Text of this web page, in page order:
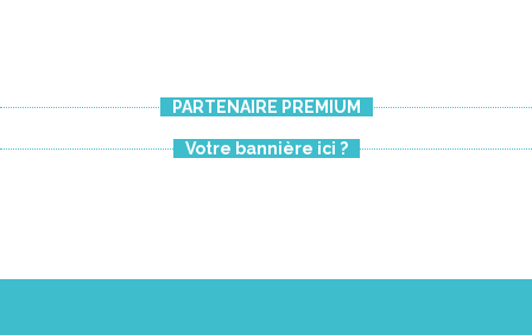
PARTENAIRE PREMIUM
Votre bannière ici ?